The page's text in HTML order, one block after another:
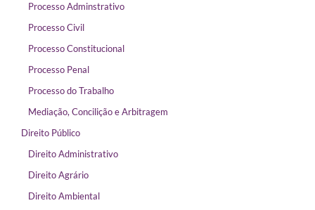
Processo Adminstrativo
Processo Civil
Processo Constitucional
Processo Penal
Processo do Trabalho
Mediação, Concilição e Arbitragem
Direito Público
Direito Administrativo
Direito Agrário
Direito Ambiental